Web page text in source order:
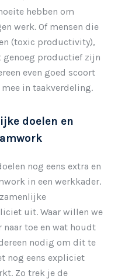
hebben om
werk. Of mensen die
(toxic productivity),
genoeg productief zijn
even goed scoort
in taakverdeling.
doelen en
nog eens extra en
in een werkkader.
uit. Waar willen we
naar toe en wat houdt
nodig om dit te
nog eens expliciet
Zo trek je de